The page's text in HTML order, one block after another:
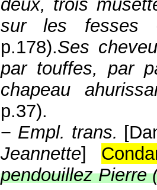
deux, trois
sur les fesses
p.178).Ses
par touffes, par
chapeau
p.37).
− Empl. trans.
Jeannette]
pendouillez Pierre